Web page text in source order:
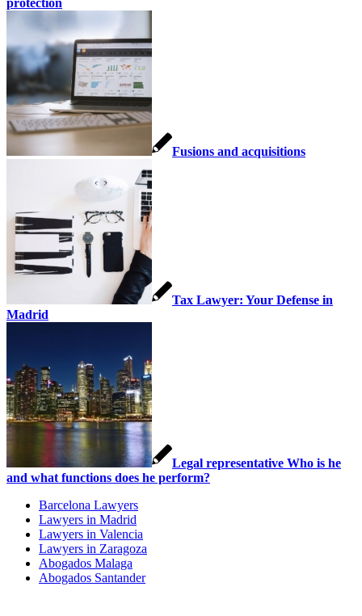
protection
Fusions and acquisitions
Tax Lawyer: Your Defense in
Madrid
Legal representative Who is he
and what functions does he perform?
Barcelona Lawyers
Lawyers in Madrid
Lawyers in Valencia
Lawyers in Zaragoza
Abogados Malaga
Abogados Santander